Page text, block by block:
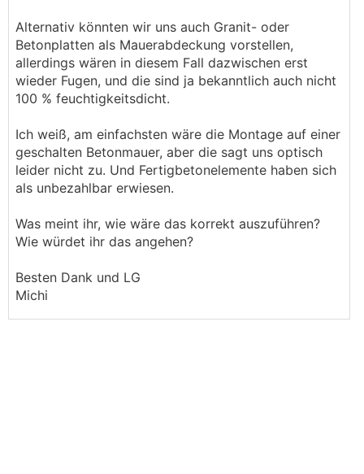
Alternativ könnten wir uns auch Granit- oder
Betonplatten als Mauerabdeckung vorstellen,
allerdings wären in diesem Fall dazwischen erst
wieder Fugen, und die sind ja bekanntlich auch nicht
100 % feuchtigkeitsdicht.
Ich weiß, am einfachsten wäre die Montage auf einer
geschalten Betonmauer, aber die sagt uns optisch
leider nicht zu. Und Fertigbetonelemente haben sich
als unbezahlbar erwiesen.
Was meint ihr, wie wäre das korrekt auszuführen?
Wie würdet ihr das angehen?
Besten Dank und LG
Michi